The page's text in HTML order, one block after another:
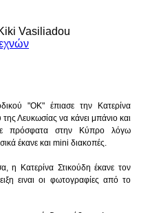
Vasiliadou
"ΟΚ" έπιασε την Κατερίνα
Λευκωσίας να κάνει μπάνιο και
πρόσφατα στην Κύπρο λόγω
έκανε και mini διακοπές.
η Κατερίνα Στικούδη έκανε τον
ειναι οι φωτογραφίες από το